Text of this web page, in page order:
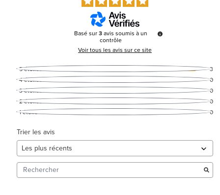
Basé sur3 avis soumis à un
contrôle
Voir tous les avis sur ce site
5étoiles
3
4étoiles
0
3étoiles
0
2étoiles
0
1étoile 0
Trier les avis